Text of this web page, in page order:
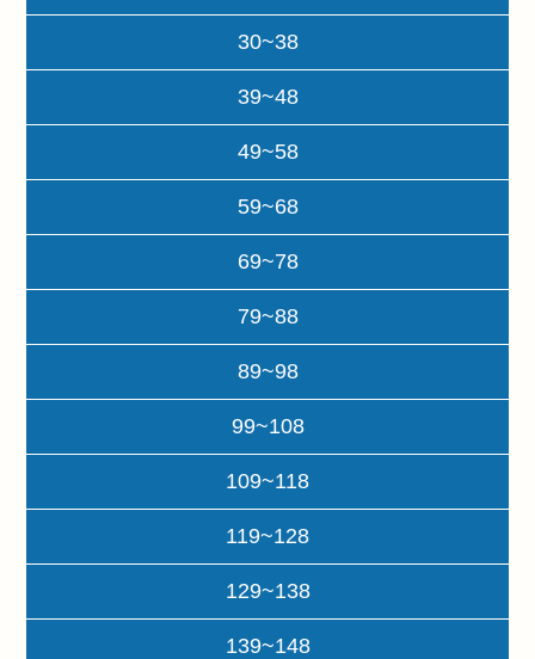
30~38
39~48
49~58
59~68
69~78
79~88
89~98
99~108
109~118
119~128
129~138
139~148